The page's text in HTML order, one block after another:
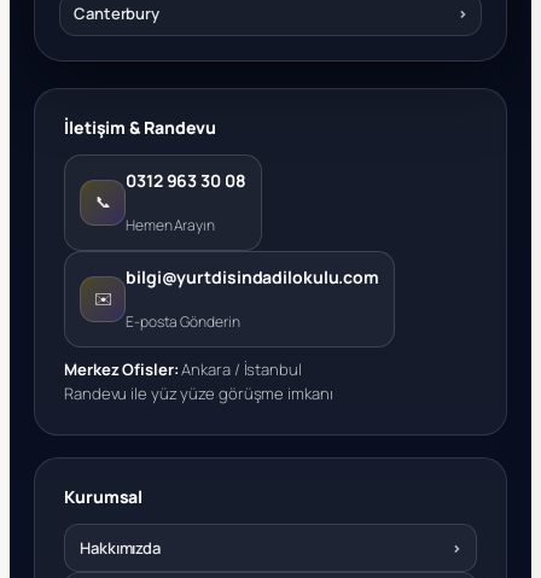
Canterbury ›
İletişim & Randevu
📞
0312 963 30 08
Hemen Arayın
✉️
bilgi@yurtdisindadilokulu.com
E-posta Gönderin
Merkez Ofisler:Ankara / İstanbul
Randevu ile yüz yüze görüşme imkanı
Kurumsal
Hakkımızda ›